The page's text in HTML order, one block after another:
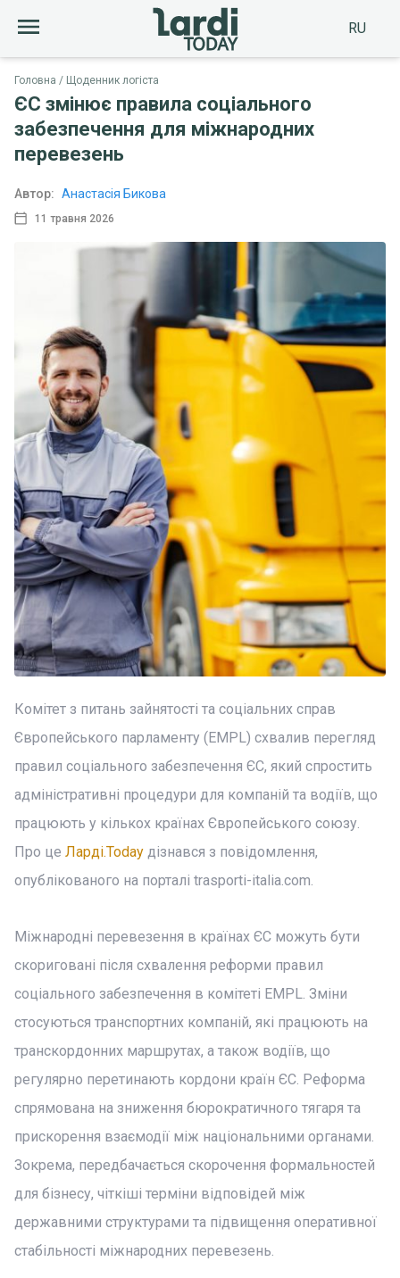
RU
Головна Щоденник логіста
ЄС змінює правила соціального
забезпечення для міжнародних
перевезень
11 травня 2026
Автор: Анастасія Бикова
Комітет з питань зайнятості та соціальних справ
Європейського парламенту (EMPL) схвалив перегляд
правил соціального забезпечення ЄС, який спростить
адміністративні процедури для компаній та водіїв, що
працюють у кількох країнах Європейського союзу.
Про це Ларді.Today дізнався з повідомлення,
опублікованого на порталі trasporti-italia.com.
Міжнародні перевезення в країнах ЄС можуть бути
скориговані після схвалення реформи правил
соціального забезпечення в комітеті EMPL. Зміни
стосуються транспортних компаній, які працюють на
транскордонних маршрутах, а також водіїв, що
регулярно перетинають кордони країн ЄС. Реформа
спрямована на зниження бюрократичного тягаря та
прискорення взаємодії між національними органами.
Зокрема, передбачається скорочення формальностей
для бізнесу, чіткіші терміни відповідей між
державними структурами та підвищення оперативної
стабільності міжнародних перевезень.